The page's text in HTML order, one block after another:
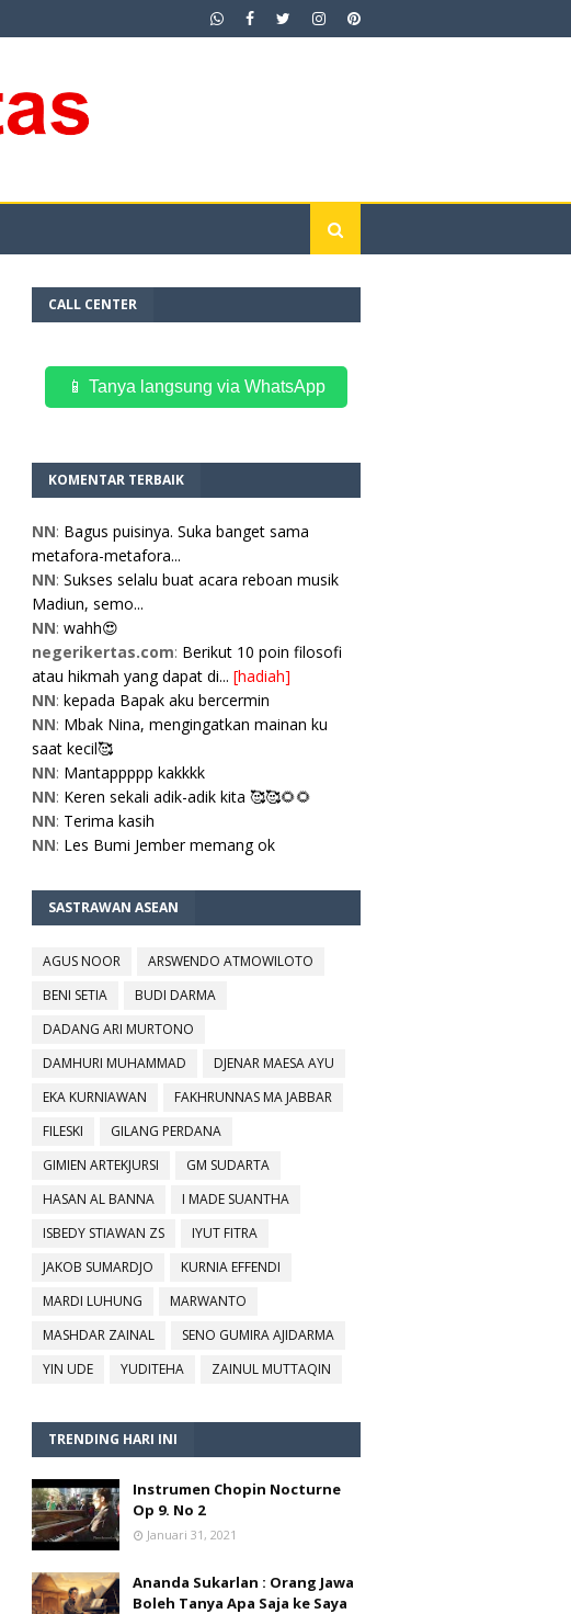
CALL CENTER
📱 Tanya langsung via WhatsApp
KOMENTAR TERBAIK
NN: Bagus puisinya. Suka banget sama
metafora-metafora...
NN: Sukses selalu buat acara reboan musik
Madiun, semo...
NN: wahh😍
negerikertas.com: Berikut 10 poin filosofi
atau hikmah yang dapat di... [hadiah]
NN: kepada Bapak aku bercermin
NN: Mbak Nina, mengingatkan mainan ku
saat kecil🥰
NN: Mantappppp kakkkk
NN: Keren sekali adik-adik kita 🥰🥰🌻🌻
NN: Terima kasih
NN: Les Bumi Jember memang ok
SASTRAWAN ASEAN
AGUS NOOR
ARSWENDO ATMOWILOTO
BENI SETIA
BUDI DARMA
DADANG ARI MURTONO
DAMHURI MUHAMMAD
DJENAR MAESA AYU
EKA KURNIAWAN
FAKHRUNNAS MA JABBAR
FILESKI
GILANG PERDANA
GIMIEN ARTEKJURSI
GM SUDARTA
HASAN AL BANNA
I MADE SUANTHA
ISBEDY STIAWAN ZS
IYUT FITRA
JAKOB SUMARDJO
KURNIA EFFENDI
MARDI LUHUNG
MARWANTO
MASHDAR ZAINAL
SENO GUMIRA AJIDARMA
YIN UDE
YUDITEHA ZAINUL MUTTAQIN
TRENDING HARI INI
Instrumen Chopin Nocturne
Op 9. No 2
Januari 31, 2021
Ananda Sukarlan : Orang Jawa
Boleh Tanya Apa Saja ke Saya